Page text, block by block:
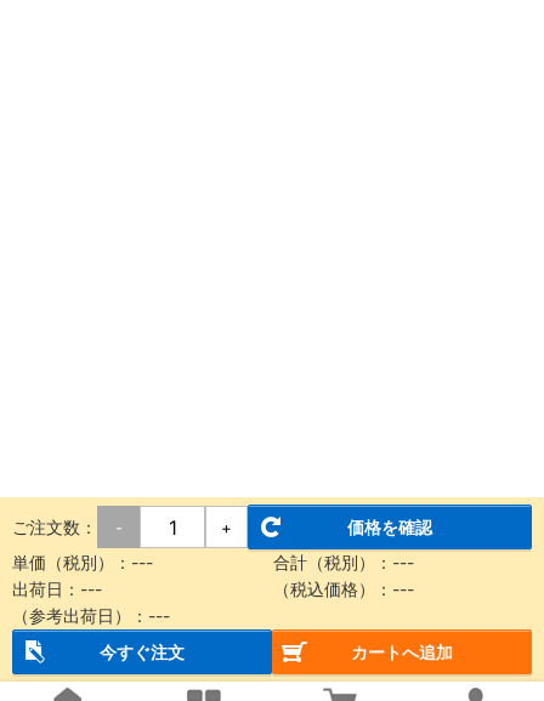
ご注文数： - +
価格を確認
単価（税別）： --- 合計（税別）： ---
出荷日： --- （税込価格）： ---
（参考出荷日）： ---
今すぐ注文
カートへ追加